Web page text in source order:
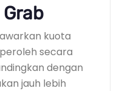
kuota
secara
dengan
jauh lebih